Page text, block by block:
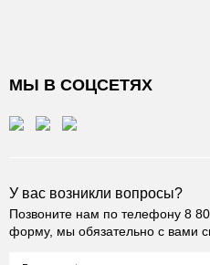
МЫ В СОЦСЕТЯХ
У вас возникли вопросы?
Позвоните нам по телефону 8
форму, мы обязательно с вами